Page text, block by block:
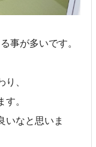
事が多いです。
、
。
いなと思いま